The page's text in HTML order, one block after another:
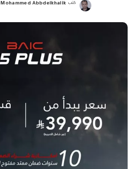
Posted
كتب Mohammed Abbdelkhalik